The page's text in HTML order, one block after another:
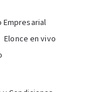
Empresarial
Elonce en vivo